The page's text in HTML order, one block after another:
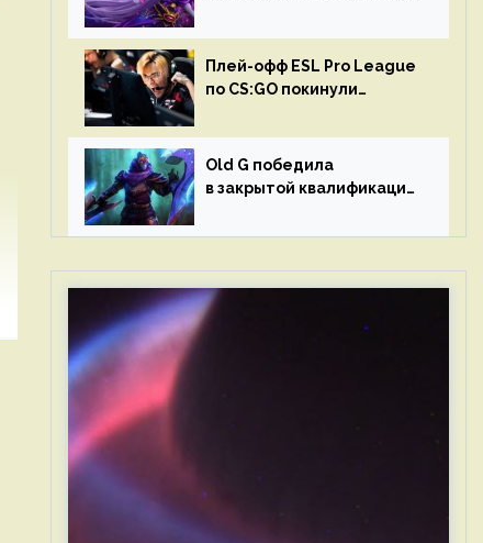
Плей-офф ESL Pro League
по CS:GO покинули
Old G победила
в закрытой квалификации
Западной Европы